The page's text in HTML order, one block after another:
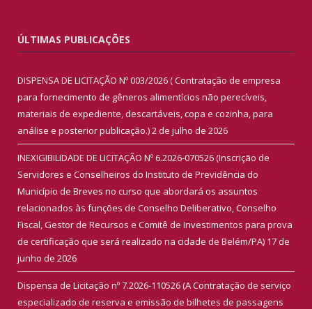
ÚLTIMAS PUBLICAÇÕES
DISPENSA DE LICITAÇÃO Nº 003/2026 ( Contratação de empresa
para fornecimento de gêneros alimentícios não perecíveis,
materiais de expediente, descartáveis, copa e cozinha, para
análise e posterior publicação.)2 de julho de 2026
INEXIGIBILIDADE DE LICITAÇÃO Nº 6.2026-070526 (Inscrição de
Servidores e Conselheiros do Instituto de Previdência do
Município de Breves no curso que abordará os assuntos
relacionados às funções de Conselho Deliberativo, Conselho
Fiscal, Gestor de Recursos e Comitê de Investimentos para prova
de certificação que será realizado na cidade de Belém/PA) 17 de
junho de 2026
Dispensa de Licitação nº 7.2026-110526 (A Contratação de serviço
especializado de reserva e emissão de bilhetes de passagens